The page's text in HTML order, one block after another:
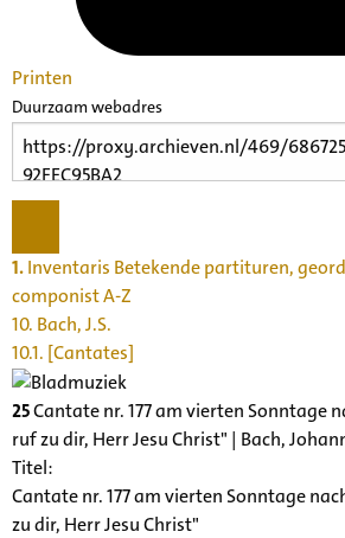
Printen
Duurzaam webadres
1.Inventaris Betekende partituren,
componist A-Z
10. Bach, J.S.
10.1. [Cantates]
25Cantate nr. 177 am vierten Sonntage
ruf zu dir, Herr Jesu Christ" | Bach,
Titel:
Cantate nr. 177 am vierten Sonntage
zu dir, Herr Jesu Christ"